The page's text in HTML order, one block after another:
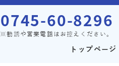
0745-60-8296
※勧誘や営業電話はお控えください。
トップページ